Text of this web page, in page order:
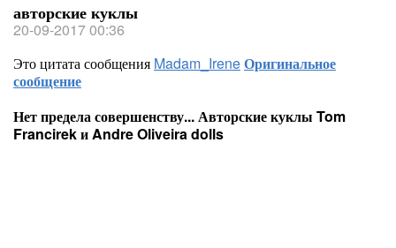
авторские куклы
20-09-2017 00:36
Это цитата сообщения Madam_IreneОригинальное
сообщение
Нет предела совершенству... Авторские куклы Tom
Francirek и Andre Oliveira dolls